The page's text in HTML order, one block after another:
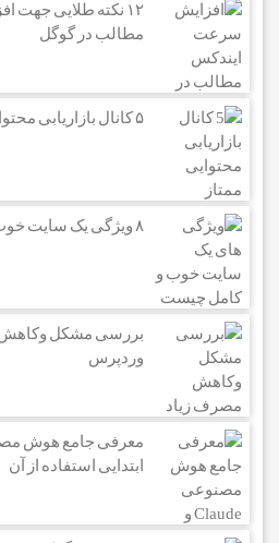
۱۲ نکته طلایی
مطالب در گوگل
۵ کانال بازاریابی محتوایی ممتاز
۸ ویژگی یک سایت خوب و موفق
وردپرس
ابتدایی استفاده از آن